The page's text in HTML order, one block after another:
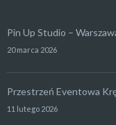
Pin Up Studio –
20 marca 2026
Przestrzeń Eventowa
11 lutego 2026